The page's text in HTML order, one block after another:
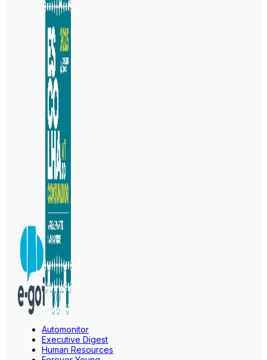
Automonitor
Executive Digest
Human Resources